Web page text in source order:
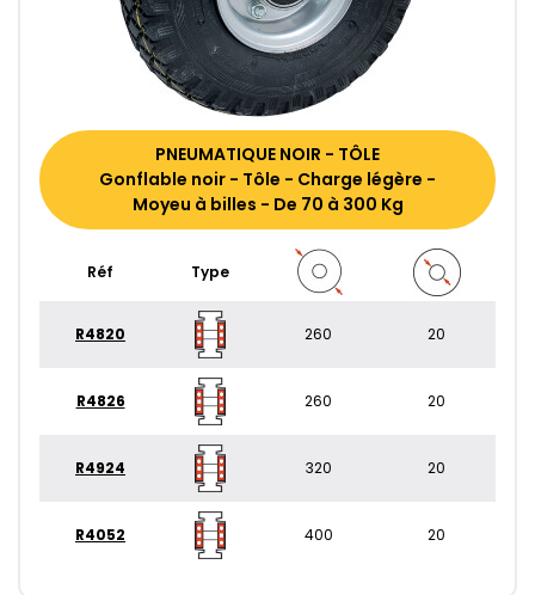
PNEUMATIQUE NOIR - TÔLE
Gonflable noir - Tôle - Charge légère -
Moyeu à billes - De 70 à 300 Kg
Réf Type
R4820 260 20
R4826 260 20
R4924 320 20
R4052 400 20